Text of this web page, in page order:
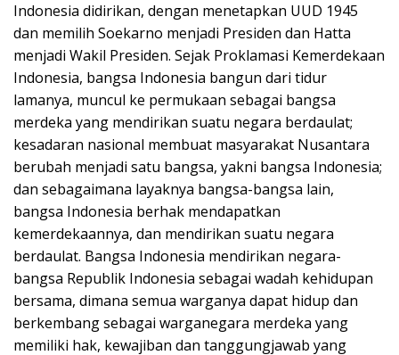
Indonesia didirikan, dengan menetapkan UUD 1945
dan memilih Soekarno menjadi Presiden dan Hatta
menjadi Wakil Presiden. Sejak Proklamasi Kemerdekaan
Indonesia, bangsa Indonesia bangun dari tidur
lamanya, muncul ke permukaan sebagai bangsa
merdeka yang mendirikan suatu negara berdaulat;
kesadaran nasional membuat masyarakat Nusantara
berubah menjadi satu bangsa, yakni bangsa Indonesia;
dan sebagaimana layaknya bangsa-bangsa lain,
bangsa Indonesia berhak mendapatkan
kemerdekaannya, dan mendirikan suatu negara
berdaulat. Bangsa Indonesia mendirikan negara-
bangsa Republik Indonesia sebagai wadah kehidupan
bersama, dimana semua warganya dapat hidup dan
berkembang sebagai warganegara merdeka yang
memiliki hak, kewajiban dan tanggungjawab yang